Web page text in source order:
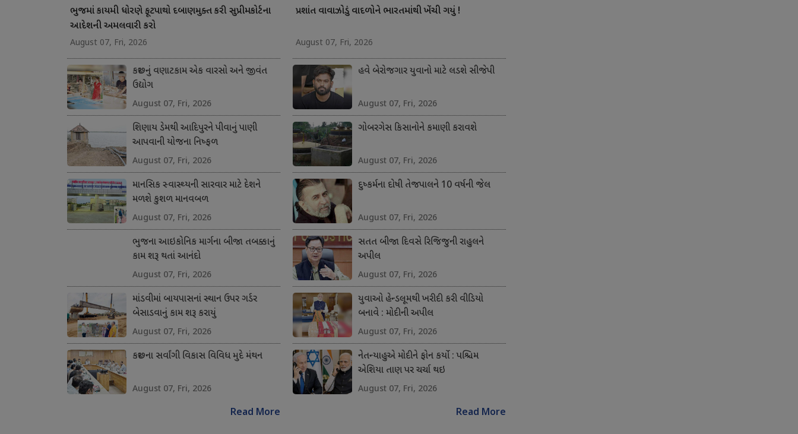
ભુજમાં કાયમી ધોરણે ફૂટપાથો દબાણમુક્ત કરી સુપ્રીમકોર્ટના
આદેશની અમલવારી કરો
August 07, Fri, 2026
કચ્છનું વણાટકામ એક વારસો અને જીવંત
ઉદ્યોગ
August 07, Fri, 2026
શિણાય ડેમથી આદિપુરને પીવાનું પાણી
આપવાની યોજના નિષ્ફળ
August 07, Fri, 2026
માનસિક સ્વાસ્થ્યની સારવાર માટે દેશને
મળશે કુશળ માનવબળ
August 07, Fri, 2026
ભુજના આઇકોનિક માર્ગના બીજા તબક્કાનું
કામ શરૂ થતાં આનંદો
August 07, Fri, 2026
માંડવીમાં બાયપાસનાં સ્થાન ઉપર ગર્ડર
બેસાડવાનું કામ શરૂ કરાયું
August 07, Fri, 2026
કચ્છના સર્વાંગી વિકાસ વિવિધ મુદે મંથન
August 07, Fri, 2026
Read More
પ્રશાંત વાવાઝોડું વાદળોને ભારતમાંથી ખેંચી ગયું !
August 07, Fri, 2026
હવે બેરોજગાર યુવાનો માટે લડશે સીજેપી
August 07, Fri, 2026
ગોબરગેસ કિસાનોને કમાણી કરાવશે
August 07, Fri, 2026
દુષ્કર્મના દોષી તેજપાલને 10 વર્ષની જેલ
August 07, Fri, 2026
સતત બીજા દિવસે રિજિજુની રાહુલને
અપીલ
August 07, Fri, 2026
યુવાઓ હેન્ડલૂમથી ખરીદી કરી વીડિયો
બનાવે : મોદીની અપીલ
August 07, Fri, 2026
નેતન્યાહુએ મોદીને ફોન કર્યો : પશ્ચિમ
એશિયા તાણ પર ચર્ચા થઇ
August 07, Fri, 2026
Read More